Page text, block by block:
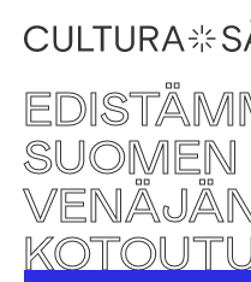
SUOMEN